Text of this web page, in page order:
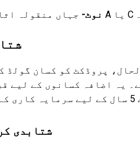
نوٹ-
3.
یہ اضافہ کسانوں کے لیے
شتابدی